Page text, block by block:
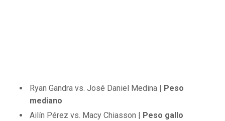
Ryan Gandra vs. José Daniel Medina |
Peso
mediano
Ailín Pérez vs. Macy Chiasson | Peso gallo